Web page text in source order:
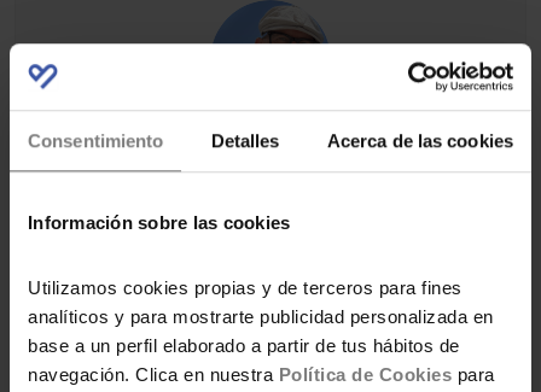
Consentimiento Detalles Acerca de las cookies
Información sobre las cookies
Utilizamos cookies propias y de terceros para fines
analíticos y para mostrarte publicidad personalizada en
base a un perfil elaborado a partir de tus hábitos de
navegación. Clica en nuestra Política de Cookies para
que compro. Por eso hago análisis de
los productos que uso en casa para
en foto y hasta en vídeo para que
puedas ahorrar.